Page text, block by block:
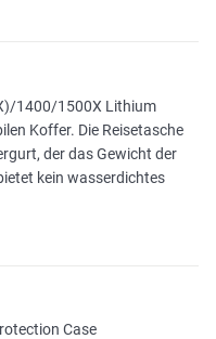
1400/1500X Lithium
Koffer. Die Reisetasche
der das Gewicht der
kein wasserdichtes
Case